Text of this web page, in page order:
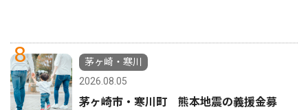
8
茅ヶ崎・寒川
2026.08.05
茅ヶ崎市・寒川町 熊本地震の義援金募